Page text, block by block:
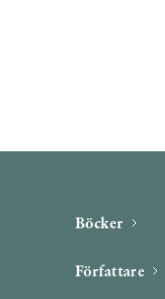
Böcker
Författare